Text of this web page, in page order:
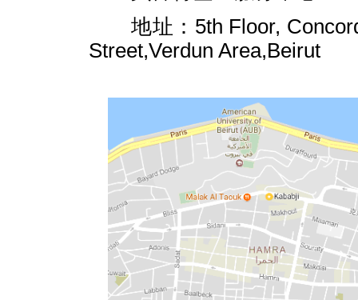
地址： 5th Floor,
Street,Verdun Area,Beirut